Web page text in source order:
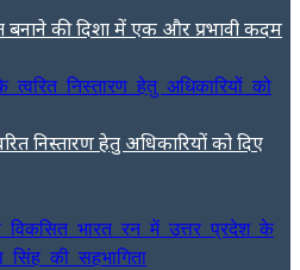
बनाने की दिशा में एक और प्रभावी कदम
निस्तारण हेतु अधिकारियों को दिए